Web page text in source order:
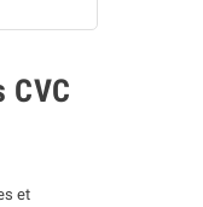
et